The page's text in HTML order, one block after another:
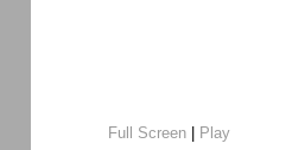
Full Screen|
Play